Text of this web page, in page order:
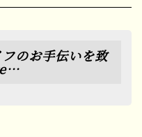
のお手伝いを致